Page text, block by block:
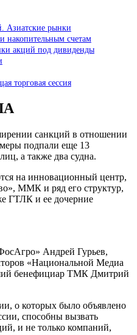
рынки
накопительным счетам
акций под дивиденды
торговая сессия
санкций в отношении
подпали еще 13
а также два судна.
на инновационный центр,
ММК и ряд его структур,
ГТЛК и ее дочерние
Андрей Гурьев,
«Национальной Медиа
бенефициар ТМК Дмитрий
о которых было объявлено
способны вызвать
и не только компаний,